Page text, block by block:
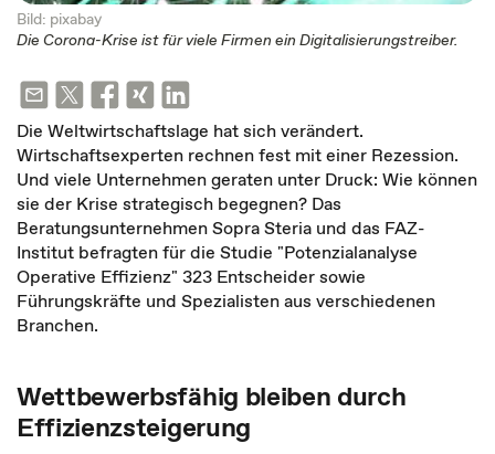
Bild: pixabay
Die Corona-Krise ist für viele Firmen ein Digitalisierungstreiber.
Die Weltwirtschaftslage hat sich verändert.
Wirtschaftsexperten rechnen fest mit einer Rezession.
Und viele Unternehmen geraten unter Druck: Wie können
sie der Krise strategisch begegnen? Das
Beratungsunternehmen Sopra Steria und das FAZ-
Institut befragten für die Studie "Potenzialanalyse
Operative Effizienz" 323 Entscheider sowie
Führungskräfte und Spezialisten aus verschiedenen
Branchen.
Wettbewerbsfähig bleiben durch
Effizienzsteigerung